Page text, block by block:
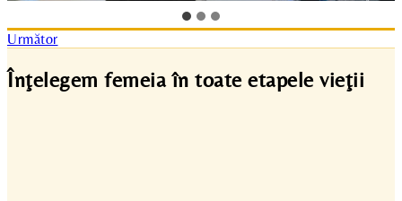
Următor
Înţelegem femeia în toate etapele vieţii